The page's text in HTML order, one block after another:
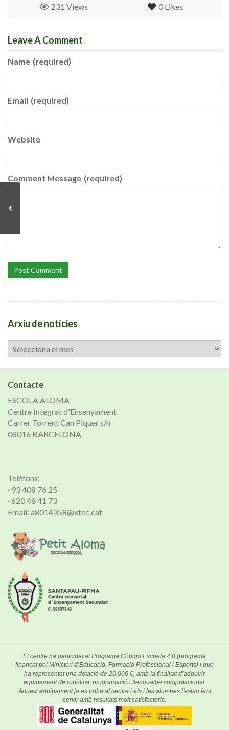
0 Likes
231 Views
Leave A Comment
Name (required)
Email (required)
Website
Comment Message (required)
Post Comment
Arxiu de notícies
Arxiu
de
notícies
Contacte
ESCOLA ALOMA
Centre Integrat d'Ensenyament
Carrer Torrent Can Piquer s/n
08016 BARCELONA
Telèfons:
· 93 408 76 25
· 620 48 41 73
Email: a8014358@xtec.cat
El centre ha participat al Programa Código Escuela 4.0 (programa
finançat pel Ministeri d’Educació, Formació Professional i Esports) i que
ha representat una dotació de 20.000 €, amb la finalitat d’adquirir
equipament de robòtica, programació i llenguatge computacional.
Aquest equipament ja es troba al centre i els i les alumnes l'estan fent
servir amb resultats molt satisfactoris.